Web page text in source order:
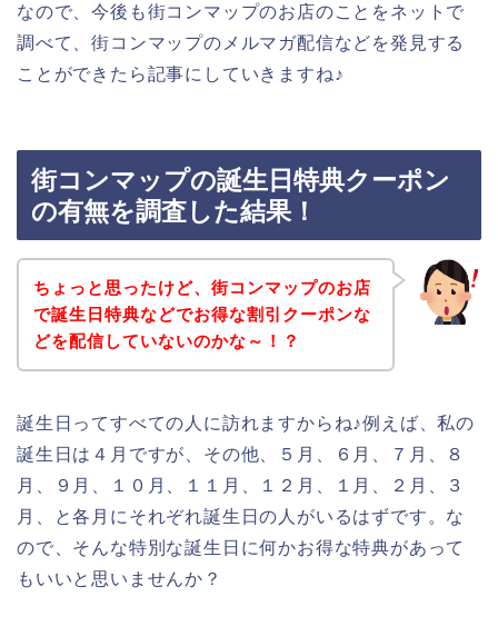
なので、今後も街コンマップのお店のことをネットで
調べて、街コンマップのメルマガ配信などを発見する
ことができたら記事にしていきますね♪
街コンマップの誕生日特典クーポン
の有無を調査した結果！
ちょっと思ったけど、街コンマップのお店
で誕生日特典などでお得な割引クーポンな
どを配信していないのかな～！？
誕生日ってすべての人に訪れますからね♪例えば、私の
誕生日は４月ですが、その他、５月、６月、７月、８
月、９月、１０月、１１月、１２月、１月、２月、３
月、と各月にそれぞれ誕生日の人がいるはずです。な
ので、そんな特別な誕生日に何かお得な特典があって
もいいと思いませんか？